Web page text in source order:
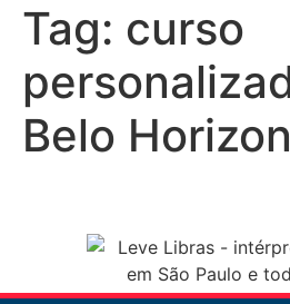
Tag: curso
Belo